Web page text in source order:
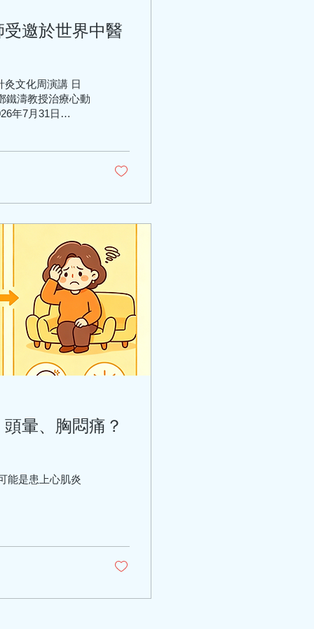
邀於世界中醫
灸文化周演講 日
鐵濤教授治療心動
年7月31日
暈、胸悶痛？
能是患上心肌炎